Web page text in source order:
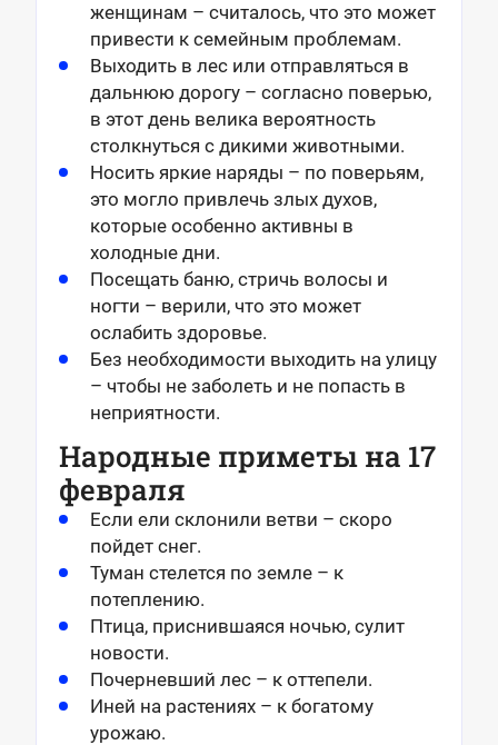
женщинам – считалось, что это может
привести к семейным проблемам.
Выходить в лес или отправляться в
дальнюю дорогу – согласно поверью,
в этот день велика вероятность
столкнуться с дикими животными.
Носить яркие наряды – по поверьям,
это могло привлечь злых духов,
которые особенно активны в
холодные дни.
Посещать баню, стричь волосы и
ногти – верили, что это может
ослабить здоровье.
Без необходимости выходить на улицу
– чтобы не заболеть и не попасть в
неприятности.
Народные приметы на 17
февраля
Если ели склонили ветви – скоро
пойдет снег.
Туман стелется по земле – к
потеплению.
Птица, приснившаяся ночью, сулит
новости.
Почерневший лес – к оттепели.
Иней на растениях – к богатому
урожаю.